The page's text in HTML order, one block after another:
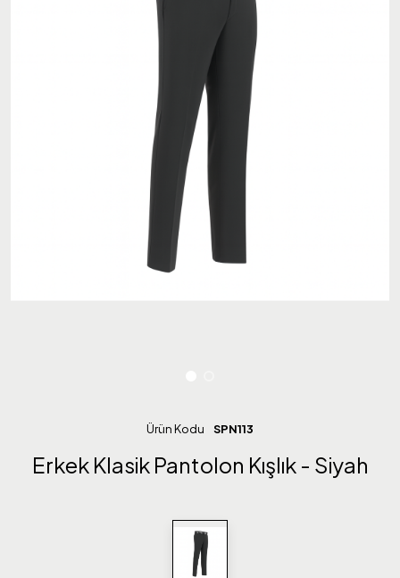
Ürün Kodu SPN113
Erkek Klasik Pantolon Kışlık - Siyah